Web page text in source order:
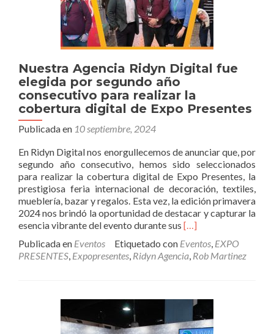
Nuestra Agencia Ridyn Digital fue
elegida por segundo año
consecutivo para realizar la
cobertura digital de Expo Presentes
Publicada en 10 septiembre, 2024
En Ridyn Digital nos enorgullecemos de anunciar que, por
segundo año consecutivo, hemos sido seleccionados
para realizar la cobertura digital de Expo Presentes, la
prestigiosa feria internacional de decoración, textiles,
mueblería, bazar y regalos. Esta vez, la edición primavera
2024 nos brindó la oportunidad de destacar y capturar la
esencia vibrante del evento durante sus Leer
Agencia
Ridyn
elegida
por
segundo
[…]
Publicada en Eventos Etiquetado con Eventos, EXPO
PRESENTES, Expopresentes, Ridyn Agencia, Rob Martinez